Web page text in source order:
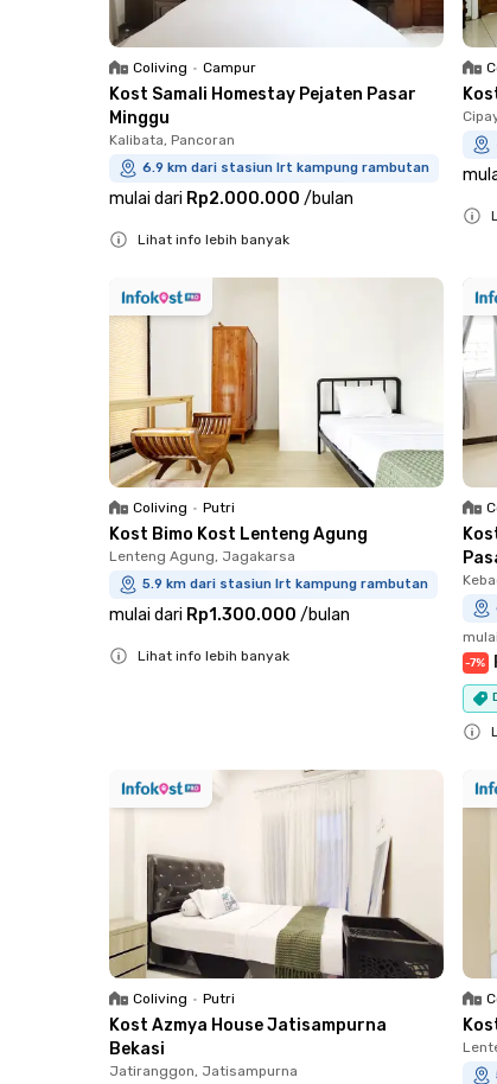
Coliving • Campur
Kost Samali Homestay Pejaten Pasar
Minggu
Kalibata, Pancoran
6.9 km dari stasiun lrt kampung rambutan
mulai dari Rp2.000.000 /bulan
Lihat info lebih banyak
Coliving • Putri
Kost Bimo Kost Lenteng Agung
Lenteng Agung, Jagakarsa
5.9 km dari stasiun lrt kampung rambutan
mulai dari Rp1.300.000 /bulan
Lihat info lebih banyak -7%
Coliving • Putri
Kost Azmya House Jatisampurna
Bekasi
Jatiranggon, Jatisampurna